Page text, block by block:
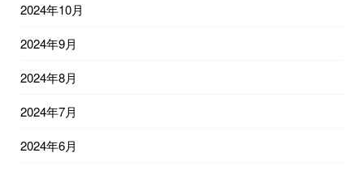
2024年10月
2024年9月
2024年8月
2024年7月
2024年6月